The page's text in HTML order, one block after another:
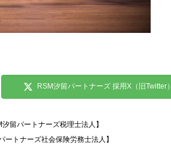
RSM汐留パートナーズ 採用X（旧Twitter）
留パートナーズ税理士法人】
ートナーズ社会保険労務士法人】